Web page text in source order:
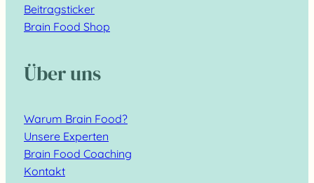
Beitragsticker
Brain Food Shop
Über uns
Warum Brain Food?
Unsere Experten
Brain Food Coaching
Kontakt